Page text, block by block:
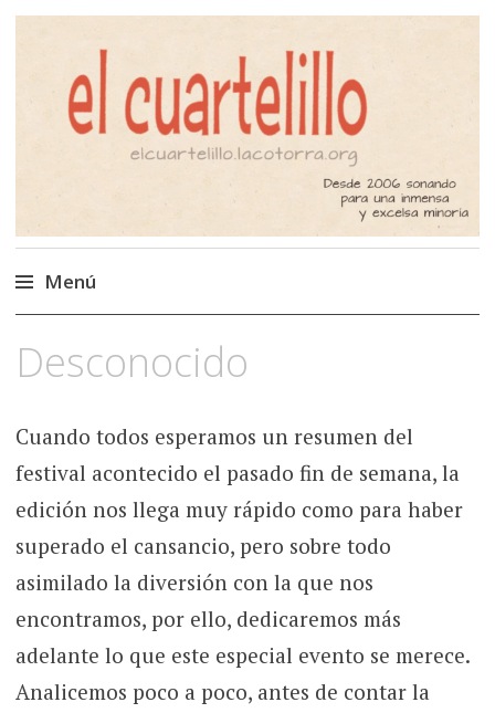
El Cuartelillo
Programa de radio de música
independiente. Podcast
Menú
Desconocido
Cuando todos esperamos un resumen del
festival acontecido el pasado fin de semana, la
edición nos llega muy rápido como para haber
superado el cansancio, pero sobre todo
asimilado la diversión con la que nos
encontramos, por ello, dedicaremos más
adelante lo que este especial evento se merece.
Analicemos poco a poco, antes de contar la